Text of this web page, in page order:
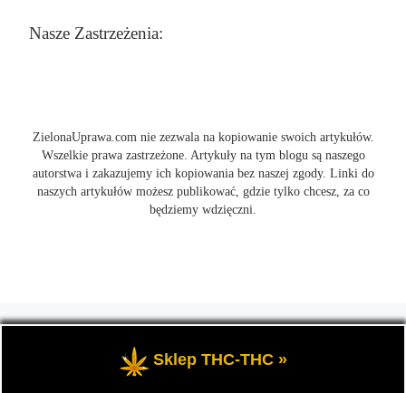
Nasze Zastrzeżenia:
ZielonaUprawa.com nie zezwala na kopiowanie swoich artykułów.
Wszelkie prawa zastrzeżone. Artykuły na tym blogu są naszego
autorstwa i zakazujemy ich kopiowania bez naszej zgody. Linki do
naszych artykułów możesz publikować, gdzie tylko chcesz, za co
będziemy wdzięczni.
wszystko o uprawie i hodowli marihunay, roślin konopi indoor
oraz outdoor.
Sklep THC-THC »